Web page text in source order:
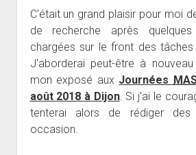
C'était un grand plaisir pour moi
de recherche après
chargées sur le front des tâches
J'aborderai peut-être à
mon exposé aux Journées
août 2018 à Dijon. Si j'ai le
tenterai alors de rédiger
occasion.